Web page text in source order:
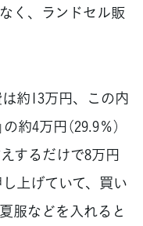
く、ランドセル販
約13万円、この内
約4万円（29.9％）
するだけで8万円
上げていて、買い
服などを入れると